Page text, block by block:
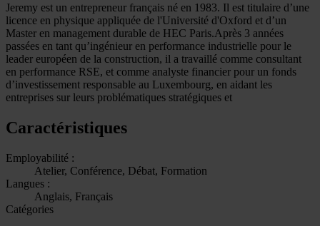
Jeremy est un entrepreneur français né en 1983. Il est titulaire d’une
licence en physique appliquée de l'Université d'Oxford et d’un
Master en management durable de HEC Paris.Après 3 années
passées en tant qu’ingénieur en performance industrielle pour le
leader européen de la construction, il a travaillé comme consultant
en performance RSE, et comme analyste financier pour un fonds
d’investissement responsable au Luxembourg, en aidant les
entreprises sur leurs problématiques stratégiques et
Caractéristiques
Employabilité :
Atelier, Conférence, Débat, Formation
Langues :
Anglais, Français
Catégories